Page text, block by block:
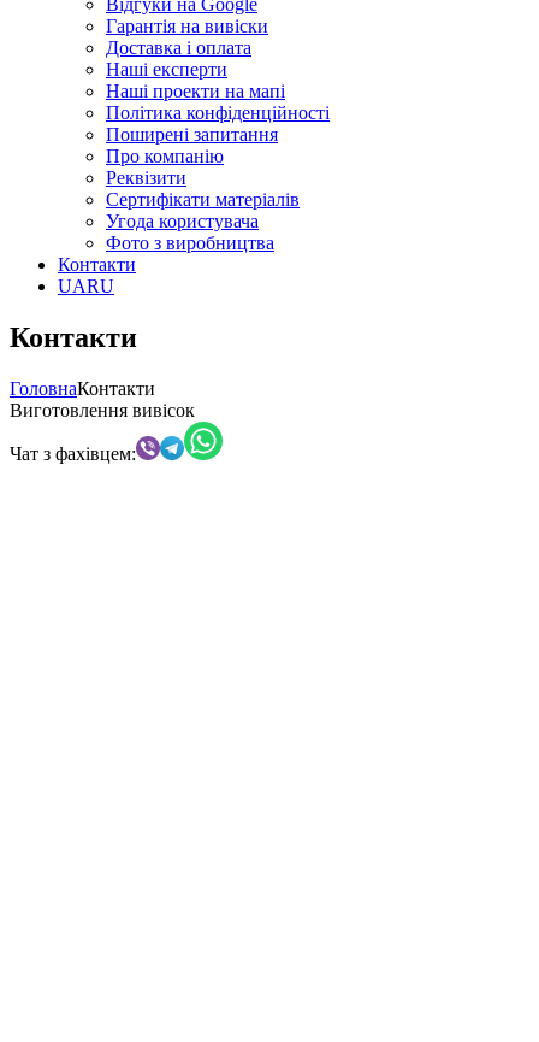
Відгуки на Google
Гарантія на вивіски
Доставка і оплата
Наші експерти
Наші проекти на мапі
Політика конфіденційності
Поширені запитання
Про компанію
Реквізити
Сертифікати матеріалів
Угода користувача
Фото з виробництва
Контакти
UARU
Контакти
ГоловнаКонтакти
Виготовлення вивісок
Чат з фахівцем: